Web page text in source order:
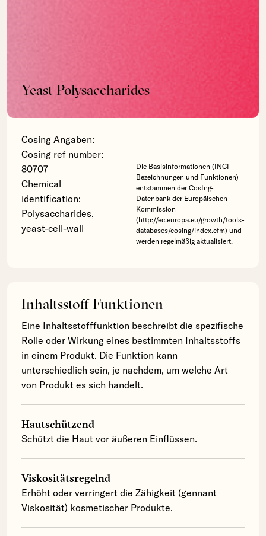
Yeast Polysaccharides
Cosing Angaben:
Cosing ref number:
80707
Chemical
identification:
Polysaccharides,
yeast-cell-wall
Die Basisinformationen (INCI-
Bezeichnungen und Funktionen)
entstammen der CosIng-
Datenbank der Europäischen
Kommission
(http://ec.europa.eu/growth/tools-
databases/cosing/index.cfm) und
werden regelmäßig aktualisiert.
Inhaltsstoff Funktionen
Eine Inhaltsstofffunktion beschreibt die spezifische
Rolle oder Wirkung eines bestimmten Inhaltsstoffs
in einem Produkt. Die Funktion kann
unterschiedlich sein, je nachdem, um welche Art
von Produkt es sich handelt.
Hautschützend
Schützt die Haut vor äußeren Einflüssen.
Viskositätsregelnd
Erhöht oder verringert die Zähigkeit (gennant
Viskosität) kosmetischer Produkte.